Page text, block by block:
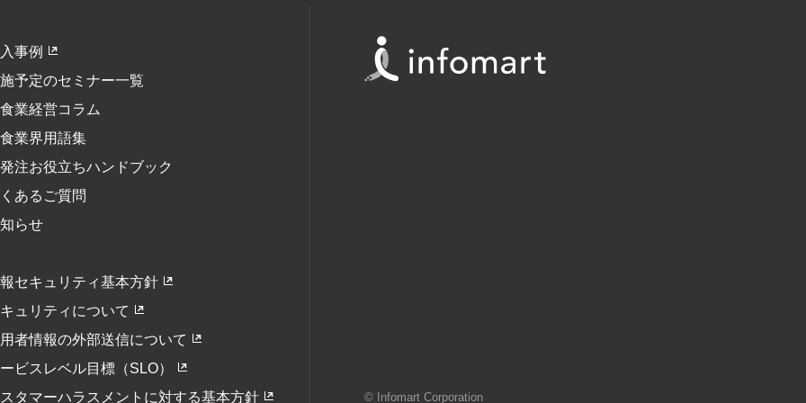
事例
予定のセミナー一覧
業経営コラム
業界用語集
注お役立ちハンドブック
あるご質問
らせ
セキュリティ基本方針
ュリティについて
者情報の外部送信について
ビスレベル目標（SLO）
タマーハラスメントに対する基本方針
© Infomart Corporation